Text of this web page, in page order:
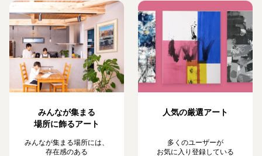
みんなが集まる
場所に飾るアート
みんなが集まる場所には、
存在感のある
人気の厳選アート
多くのユーザーが
お気に入り登録している